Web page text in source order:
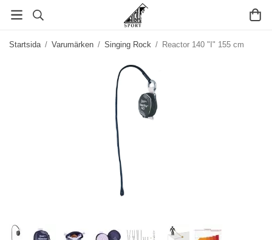
Startsida / Varumärken / Singing Rock / Reactor 140 "I" 155 cm